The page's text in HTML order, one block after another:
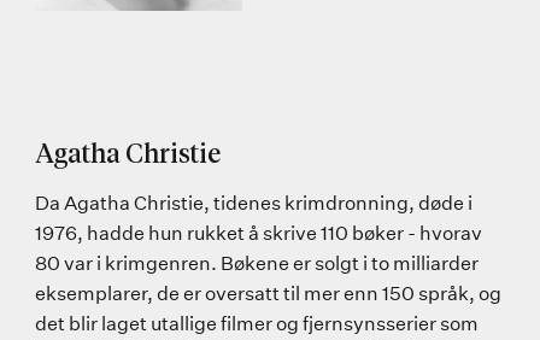
Agatha Christie
Da Agatha Christie, tidenes krimdronning, døde i
1976, hadde hun rukket å skrive 110 bøker - hvorav
80 var i krimgenren. Bøkene er solgt i to milliarder
eksemplarer, de er oversatt til mer enn 150 språk, og
det blir laget utallige filmer og fjernsynsserier som